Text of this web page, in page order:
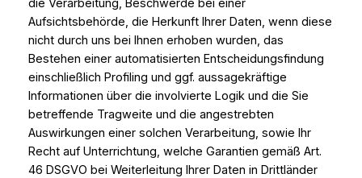
die Verarbeitung, Beschwerde bei einer
Aufsichtsbehörde, die Herkunft Ihrer Daten, wenn diese
nicht durch uns bei Ihnen erhoben wurden, das
Bestehen einer automatisierten Entscheidungsfindung
einschließlich Profiling und ggf. aussagekräftige
Informationen über die involvierte Logik und die Sie
betreffende Tragweite und die angestrebten
Auswirkungen einer solchen Verarbeitung, sowie Ihr
Recht auf Unterrichtung, welche Garantien gemäß Art.
46 DSGVO bei Weiterleitung Ihrer Daten in Drittländer